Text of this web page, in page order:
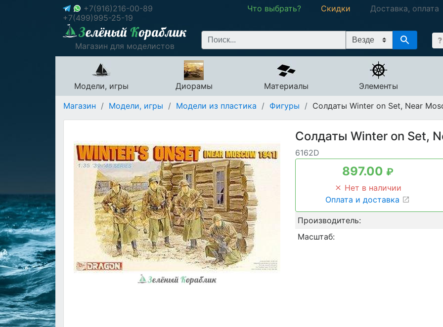
+7(916)216-00-89
+7(499)995-25-19
Что выбрать? Скидки Доставка, оплата
Магазин для моделистов
Модели, игры Диорамы Материалы
Элементы
Магазин / Модели, игры / Модели из пластика / Фигуры / Солдаты Winter on Set, Near
Солдаты Winter on Set,
6162D
897.00 ₽
Нет в наличии
Оплата и доставка
Производитель:
Масштаб: